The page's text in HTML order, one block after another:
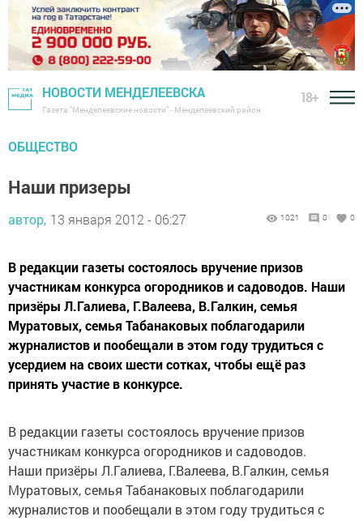
НОВОСТИ МЕНДЕЛЕЕВСКА
Газета "Менделеевские новости" - Менделеевский район
18+
ОБЩЕСТВО
Наши призеры
автор, 13 января 2012 - 06:27 1021 0 0
В редакции газеты состоялось вручение призов
участникам конкурса огородников и садоводов. Наши
призёры Л.Галиева, Г.Валеева, В.Галкин, семья
Муратовых, семья Табанаковых поблагодарили
журналистов и пообещали в этом году трудиться с
усердием на своих шести сотках, чтобы ещё раз
принять участие в конкурсе.
В редакции газеты состоялось вручение призов
участникам конкурса огородников и садоводов.
Наши призёры Л.Галиева, Г.Валеева, В.Галкин, семья
Муратовых, семья Табанаковых поблагодарили
журналистов и пообещали в этом году трудиться с